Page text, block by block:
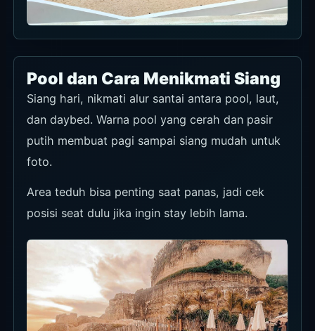
Pool dan Cara Menikmati Siang
Siang hari, nikmati alur santai antara pool, laut,
dan daybed. Warna pool yang cerah dan pasir
putih membuat pagi sampai siang mudah untuk
foto.
Area teduh bisa penting saat panas, jadi cek
posisi seat dulu jika ingin stay lebih lama.